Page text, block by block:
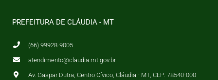
PREFEITURA DE CLÁUDIA - MT
(66) 99928-9005
atendimento@claudia.mt.gov.br
Av. Gaspar Dutra, Centro Cívico, Cláudia - MT, CEP: 78540-000